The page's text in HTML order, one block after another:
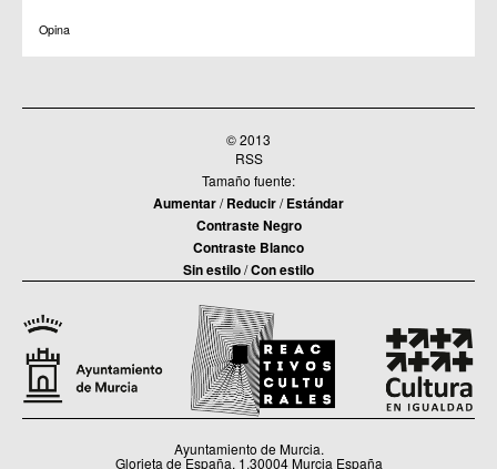
Opina
© 2013
RSS
Tamaño fuente:
Aumentar/Reducir/Estándar
Contraste Negro
Contraste Blanco
Sin estilo/Con estilo
Ayuntamiento de Murcia.
Glorieta de España, 1.30004 Murcia España